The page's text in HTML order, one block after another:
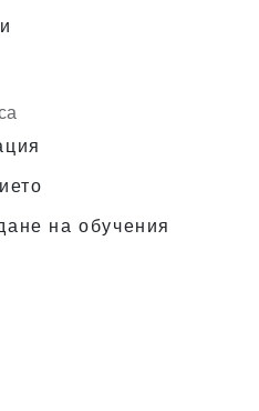
на обучения